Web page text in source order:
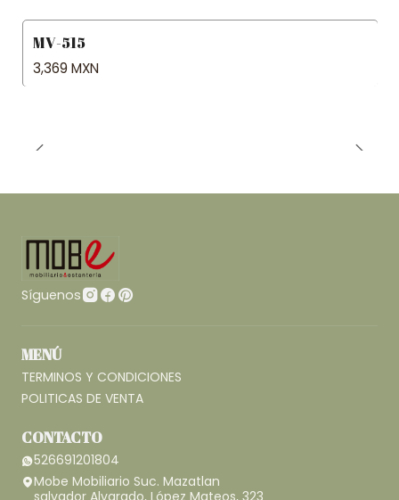
MV-515
3,369 MXN
Síguenos
MENÚ
TERMINOS Y CONDICIONES
POLITICAS DE VENTA
CONTACTO
526691201804
Mobe Mobiliario Suc. Mazatlan
salvador Alvarado, López Mateos, 323